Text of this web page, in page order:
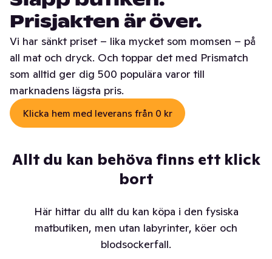
Prisjakten är över.
Vi har sänkt priset – lika mycket som momsen – på
all mat och dryck. Och toppar det med Prismatch
som alltid ger dig 500 populära varor till
marknadens lägsta pris.
Klicka hem med leverans från 0 kr
Allt du kan behöva finns ett klick
bort
Här hittar du allt du kan köpa i den fysiska
matbutiken, men utan labyrinter, köer och
blodsockerfall.